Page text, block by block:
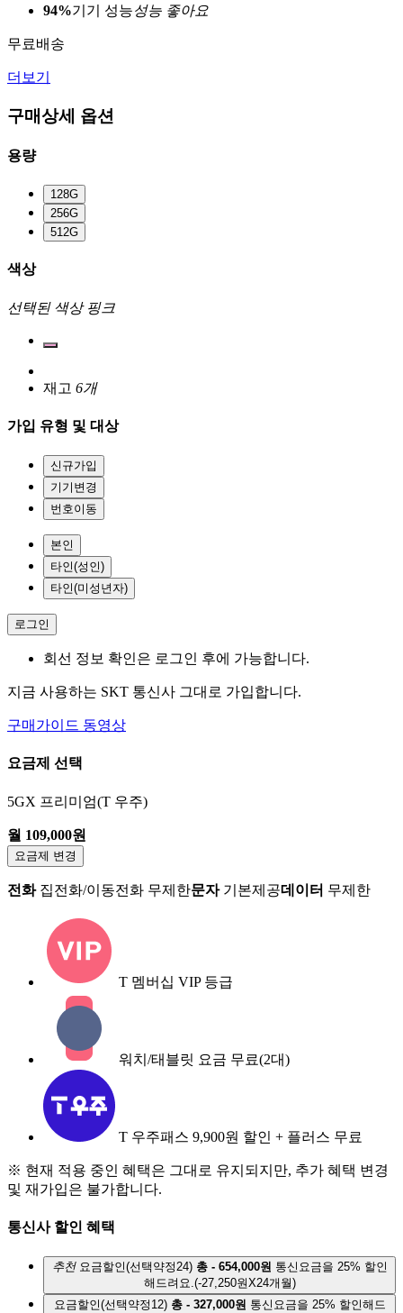
94%기기 성능성능 좋아요
무료배송
더보기
구매상세 옵션
용량
128G
256G
512G
색상
선택된 색상 핑크
재고 6개
가입 유형 및 대상
신규가입
기기변경
번호이동
본인
타인(성인)
타인(미성년자)
로그인
회선 정보 확인은 로그인 후에 가능합니다.
지금 사용하는 SKT 통신사 그대로 가입합니다.
구매가이드 동영상
요금제 선택
5GX 프리미엄(T 우주)
월 109,000원
요금제 변경
전화 집전화/이동전화 무제한문자 기본제공데이터 무제한
T 멤버십 VIP 등급
워치/태블릿 요금 무료(2대)
T 우주패스 9,900원 할인 + 플러스 무료
※ 현재 적용 중인 혜택은 그대로 유지되지만, 추가 혜택 변경
및 재가입은 불가합니다.
통신사 할인 혜택
추천 요금할인(선택약정24) 총 - 654,000원 통신요금을 25% 할인
해드려요.(-27,250원X24개월)
요금할인(선택약정12) 총 - 327,000원 통신요금을 25% 할인해드